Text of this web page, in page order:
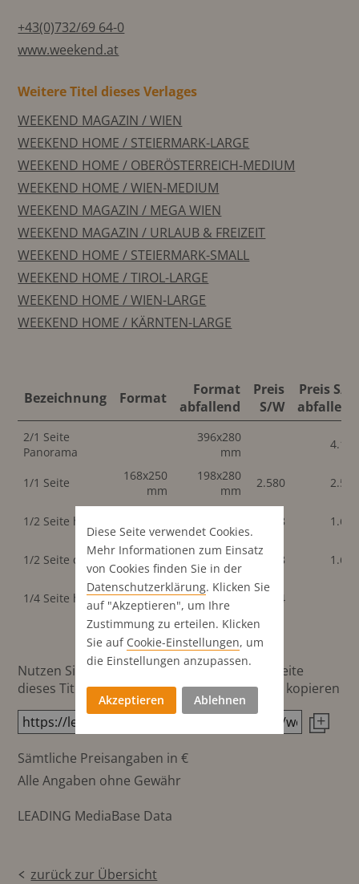
+43(0)732/69 64-0
www.weekend.at
Weitere Titel dieses Verlages
WEEKEND MAGAZIN / WIEN
WEEKEND HOME / STEIERMARK-LARGE
WEEKEND HOME / OBERÖSTERREICH-MEDIUM
WEEKEND HOME / WIEN-MEDIUM
WEEKEND MAGAZIN / MEGA WIEN
WEEKEND MAGAZIN / URLAUB & FREIZEIT
WEEKEND HOME / STEIERMARK-SMALL
WEEKEND HOME / TIROL-LARGE
WEEKEND HOME / WIEN-LARGE
WEEKEND HOME / KÄRNTEN-LARGE
Bezeichnung Format
Format
abfallend
Preis
S/W
Preis S/W
abfallend
2/1 Seite
Panorama
396x280
mm
4.124
1/1 Seite
168x250
mm
198x280
mm
2.580 2.580
1/2 Seite hoch
mm
1.678 1.614
1/2 Seite quer
168x123
mm
198x138
mm
1.678 1.678
1/4 Seite hoch
82x123
mm
944
Nutzen Sie diesen Button um den Link zur Seite
dieses Titels direkt in die Zwischenablage zu kopieren
Sämtliche Preisangaben in €
Alle Angaben ohne Gewähr
LEADING MediaBase Data
zurück zur Übersicht
Diese Seite verwendet Cookies.
Mehr Informationen zum Einsatz
von Cookies finden Sie in der
Datenschutz­erklärung. Klicken Sie
auf "Akzeptieren", um Ihre
Zustimmung zu erteilen. Klicken
Sie auf Cookie-Einstellungen, um
die Einstellungen anzupassen.
Akzeptieren Ablehnen